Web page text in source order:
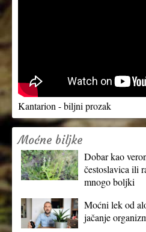
Kantarion - biljni prozak
Moćne biljke
Dobar kao
čestoslavica ili
mnogo boljki
Moćni lek od
jačanje